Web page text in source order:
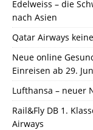
Edelweiss – die
nach Asien
Qatar Airways
Neue online
Einreisen ab 29.
Lufthansa – neuer
Rail&Fly DB 1.
Airways